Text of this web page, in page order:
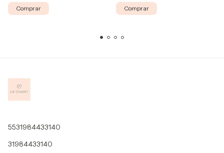
Comprar Comprar
5531984433140
31984433140